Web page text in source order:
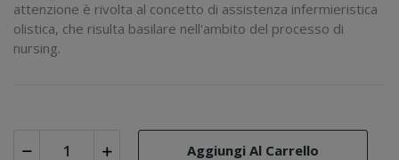
attenzione è rivolta al concetto di assistenza infermieristica
olistica, che risulta basilare nell'ambito del processo di
nursing.
Aggiungi Al Carrello